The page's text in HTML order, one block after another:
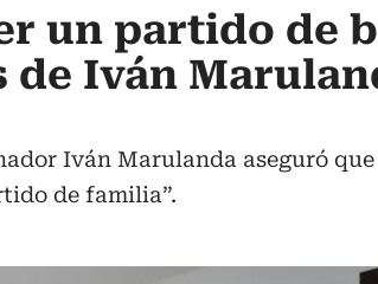
un partido de
Iván
Iván Marulanda aseguró
de familia”.